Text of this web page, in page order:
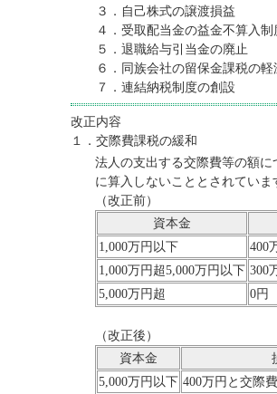
３．自己株式の譲渡損益
４．受取配当金の益金不算入制
５．退職給与引当金の廃止
６．同族会社の留保金課税の軽
７．連結納税制度の創設
改正内容
１．交際費課税の緩和
法人の支出する交際費等の額
に算入しないこととされていま
（改正前）
資本金
1,000万円以下
400
1,000万円超5,000万円以下 300
5,000万円超
0円
（改正後）
資本金
5,000万円以下 400万円と交際